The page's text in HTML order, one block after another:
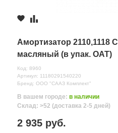
Амортизатор 2110,1118
масляный (в упак. ОАТ)
Код: 8960
Артикул: 11180291540220
Бренд: ООО "СААЗ Комплект"
В вашем городе: в наличии
Склад: >52 (доставка 2-5 дней)
2 935 руб.